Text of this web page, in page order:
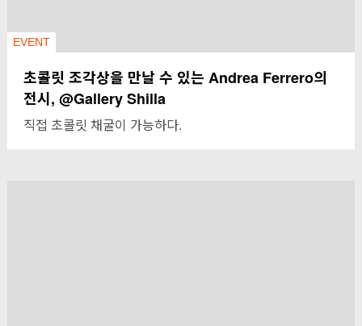
EVENT
초콜릿 조각상을 만날 수 있는 Andrea Ferrero의
전시, @Gallery Shilla
직접 초콜릿 채굴이 가능하다.